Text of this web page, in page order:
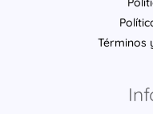
Términos